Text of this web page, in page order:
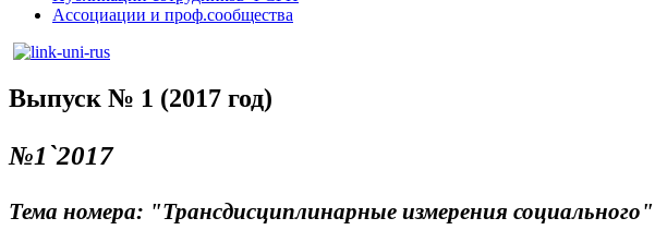
Ассоциации и проф.сообщества
Выпуск № 1 (2017 год)
№1`2017
Тема номера: "Трансдисциплинарные измерения социального"